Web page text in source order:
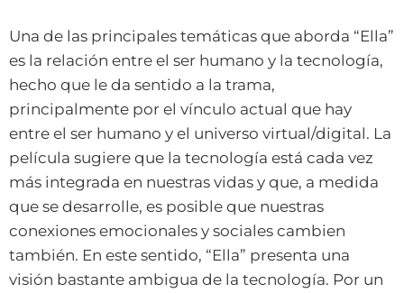
Una de las principales temáticas que aborda “Ella”
es la relación entre el ser humano y la tecnología,
hecho que le da sentido a la trama,
principalmente por el vínculo actual que hay
entre el ser humano y el universo virtual/digital. La
película sugiere que la tecnología está cada vez
más integrada en nuestras vidas y que, a medida
que se desarrolle, es posible que nuestras
conexiones emocionales y sociales cambien
también. En este sentido, “Ella” presenta una
visión bastante ambigua de la tecnología. Por un